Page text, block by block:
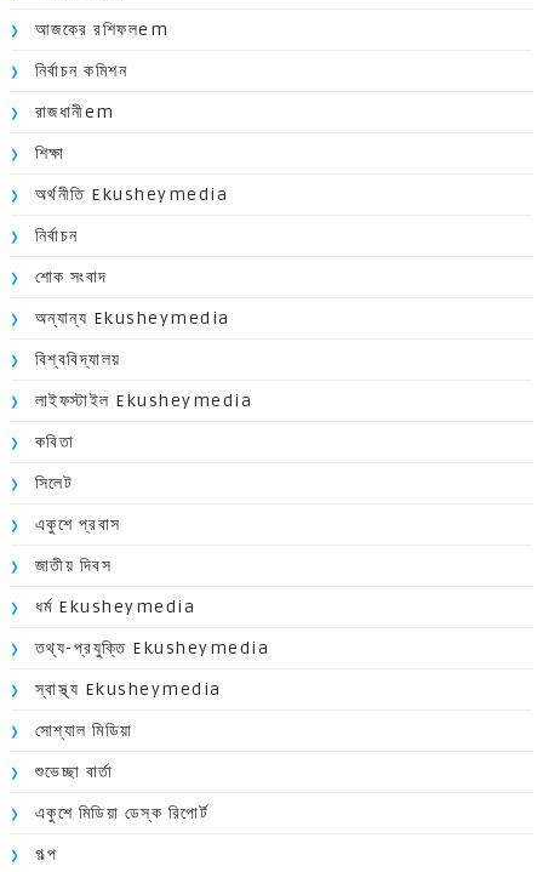
আজকের রশিফলem
নির্বাচন কমিশন
রাজধানীem
শিক্ষা
অর্থনীতি Ekusheymedia
নির্বাচন
শোক সংবাদ
অন্যান্য Ekusheymedia
বিশ্ববিদ্যালয়
লাইফস্টাইল Ekusheymedia
কবিতা
সিলেট
একুশে প্রবাস
জাতীয় দিবস
ধর্ম Ekusheymedia
তথ্য-প্রযুক্তি Ekusheymedia
স্বাস্থ্য Ekusheymedia
সোশ্যাল মিডিয়া
শুভেচ্ছা বার্তা
একুশে মিডিয়া ডেস্ক রিপোর্ট
গল্প